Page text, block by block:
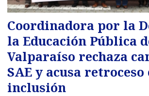
Coordinadora por la
la Educación Pública
Valparaíso rechaza
SAE y acusa retroceso
inclusión